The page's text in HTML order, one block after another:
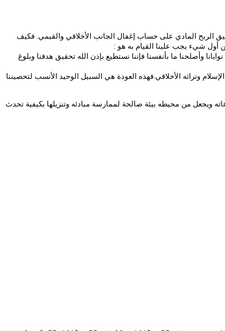
الربح المادي على حساب إغفال الجانب الأخلاقي والقيمي. فكيف
أول شيء يجب علينا القيام به هو :
بِأَنْفُسِهِم}. فإن صلحت نوايانا وأصلحنا ما بأنفسنا فإننا نستطيع بإذن الله تحقيق هدفنا وبلوغ
وتراثه الأخلاقي.فهذه العودة هي السبيل الوحيد الأنسب لتحصيننا
ويجعل من محيطه بيئة صالحة لممارسة مبادئه وتنزيلها بكيفية تحدث